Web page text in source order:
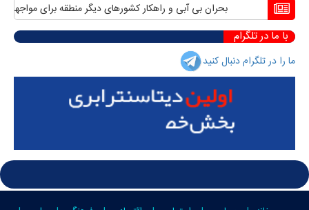
بحران بی آبی و راهکار کشورهای دیگر منطقه برای مواجهه با آن
با ما در تلگرام
ما را در تلگرام دنبال کنید